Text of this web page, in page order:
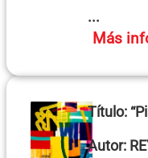
...
Más
Título:
Autor: